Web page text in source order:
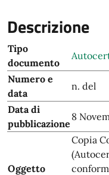
Descrizione
Tipo
documento
Numero e
data
n. del
Data di
pubblicazione
8
Oggetto
Copia